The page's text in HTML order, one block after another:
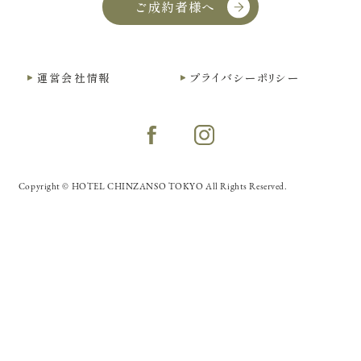
ご成約者様へ
運営会社情報 プライバシーポリシー
Copyright © HOTEL CHINZANSO TOKYO All Rights Reserved.